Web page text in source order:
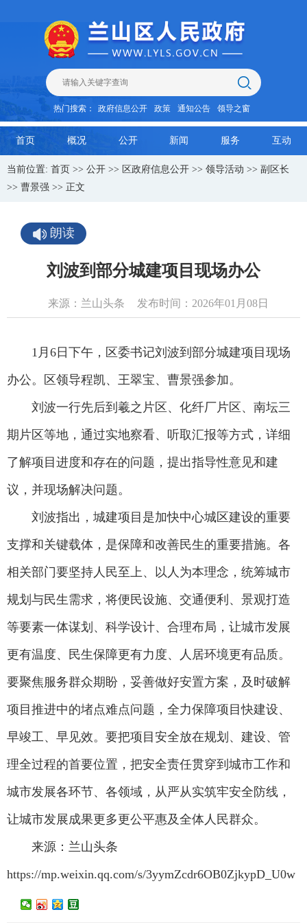
热门搜索： 政府信息公开 政策 通知公告 领导之窗
首页 概况 公开 新闻 服务 互动
当前位置: 首页 >> 公开 >> 区政府信息公开 >> 领导活动 >> 副区长
>> 曹景强 >> 正文
朗读
刘波到部分城建项目现场办公
来源：兰山头条 发布时间：2026年01月08日
1月6日下午，区委书记刘波到部分城建项目现场
办公。区领导程凯、王翠宝、曹景强参加。
刘波一行先后到羲之片区、化纤厂片区、南坛三
期片区等地，通过实地察看、听取汇报等方式，详细
了解项目进度和存在的问题，提出指导性意见和建
议，并现场解决问题。
刘波指出，城建项目是加快中心城区建设的重要
支撑和关键载体，是保障和改善民生的重要措施。各
相关部门要坚持人民至上、以人为本理念，统筹城市
规划与民生需求，将便民设施、交通便利、景观打造
等要素一体谋划、科学设计、合理布局，让城市发展
更有温度、民生保障更有力度、人居环境更有品质。
要聚焦服务群众期盼，妥善做好安置方案，及时破解
项目推进中的堵点难点问题，全力保障项目快建设、
早竣工、早见效。要把项目安全放在规划、建设、管
理全过程的首要位置，把安全责任贯穿到城市工作和
城市发展各环节、各领域，从严从实筑牢安全防线，
让城市发展成果更多更公平惠及全体人民群众。
来源：兰山头条
https://mp.weixin.qq.com/s/3yymZcdr6OB0ZjkypD_U0w